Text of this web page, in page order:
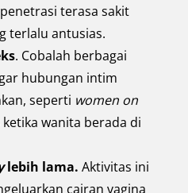
terasa sakit
terlalu antusias.
. Cobalah berbagai
hubungan intim
seperti women on
wanita berada di
lebih lama. Aktivitas ini
cairan vagina